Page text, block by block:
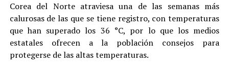
Corea del Norte atraviesa una de las semanas más
calurosas de las que se tiene registro, con temperaturas
que han superado los 36 °C, por lo que los medios
estatales ofrecen a la población consejos para
protegerse de las altas temperaturas.